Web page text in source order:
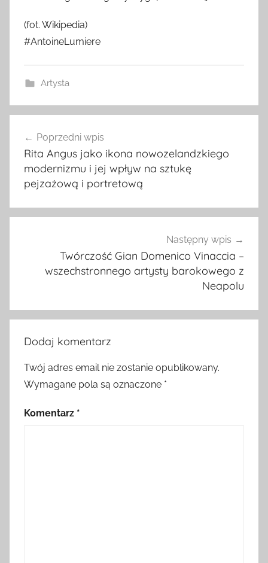
(fot. Wikipedia)
#AntoineLumiere
Artysta
wpisu
Poprzedni wpis
Rita Angus jako ikona nowozelandzkiego
modernizmu i jej wpływ na sztukę
pejzażową i portretową
Następny wpis
Twórczość Gian Domenico Vinaccia –
wszechstronnego artysty barokowego z
Neapolu
Dodaj komentarz
Twój adres email nie zostanie opublikowany.
Wymagane pola są oznaczone *
Komentarz *